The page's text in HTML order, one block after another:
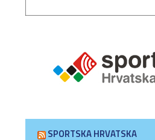
SPORTSKA HRVATSKA